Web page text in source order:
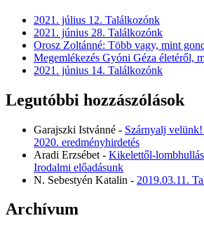
2021. július 12. Találkozónk
2021. június 28. Találkozónk
Orosz Zoltánné: Több vagy, mint
Megemlékezés Gyóni Géza életéről,
2021. június 14. Találkozónk
Legutóbbi hozzászólások
Garajszki Istvánné - Szárnyalj
2020. eredményhirdetés
Aradi Erzsébet - Kikelettől-
Irodalmi előadásunk
N. Sebestyén Katalin - 2019.03.11.
Archívum